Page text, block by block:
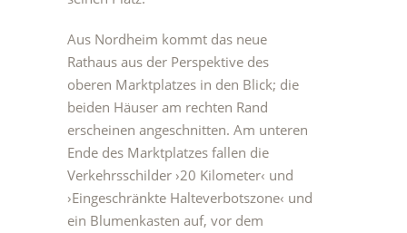
Aus Nordheim kommt das neue
Rathaus aus der Perspektive des
oberen Marktplatzes in den Blick; die
beiden Häuser am rechten Rand
erscheinen angeschnitten. Am unteren
Ende des Marktplatzes fallen die
Verkehrsschilder ›20 Kilometer‹ und
›Eingeschränkte Halteverbotszone‹ und
ein Blumenkasten auf, vor dem